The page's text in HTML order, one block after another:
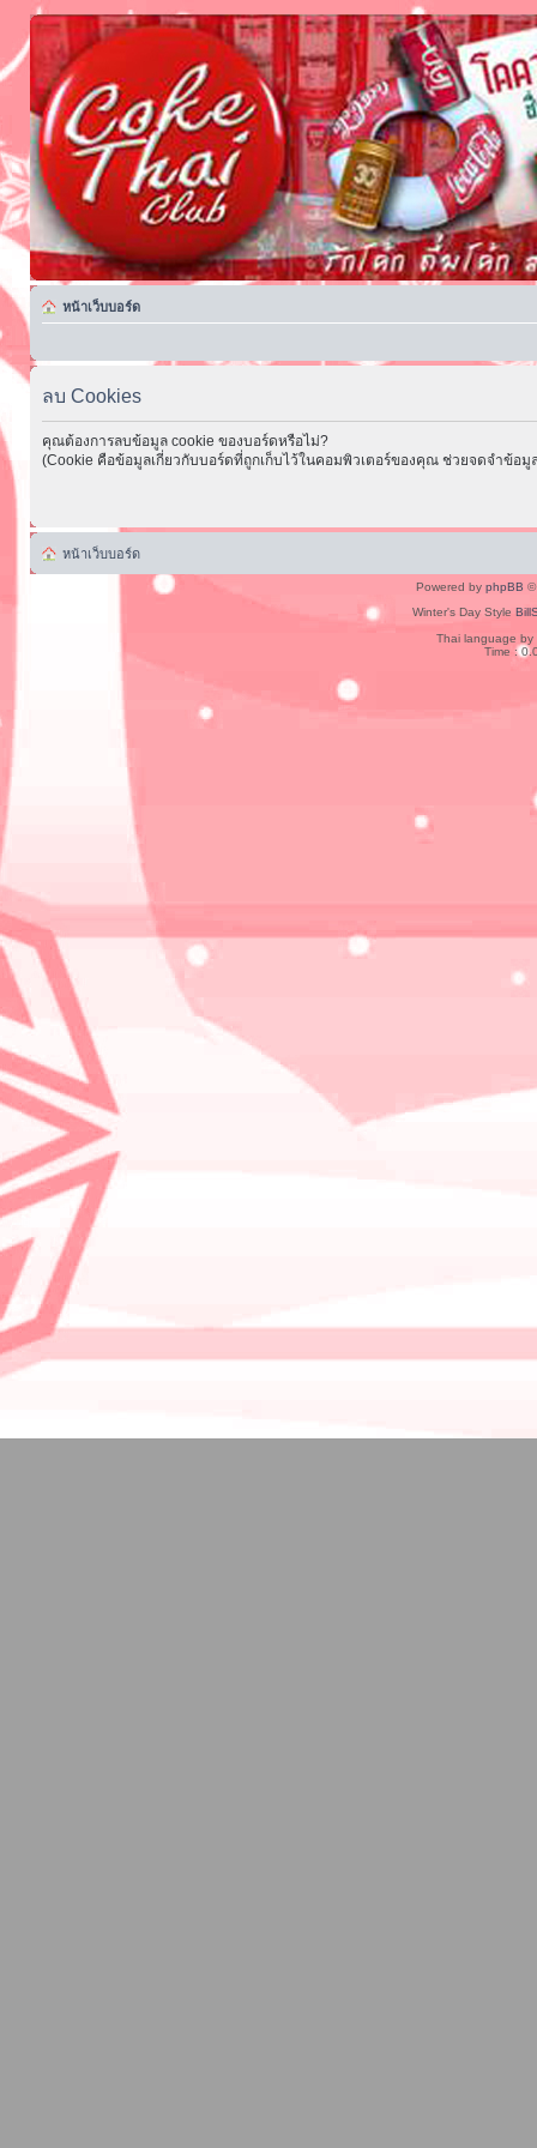
หน้าเว็บบอร์ด
ลบ Cookies
คุณต้องการลบข้อมูล cookie ของบอร์ดหรือไม่?
(Cookie คือข้อมูลเกี่ยวกับบอร์ดที่ถูกเก็บไว้ในคอมพิวเตอร์ของคุณ ช่วยจดจำข้อมู
หน้าเว็บบอร์ด
Powered by phpBB ©
Winter's Day Style
Thai language by
Time :